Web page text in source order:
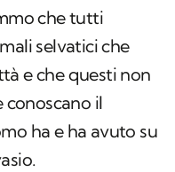
che tutti
selvatici che
e che questi non
conoscano il
ha e ha avuto su